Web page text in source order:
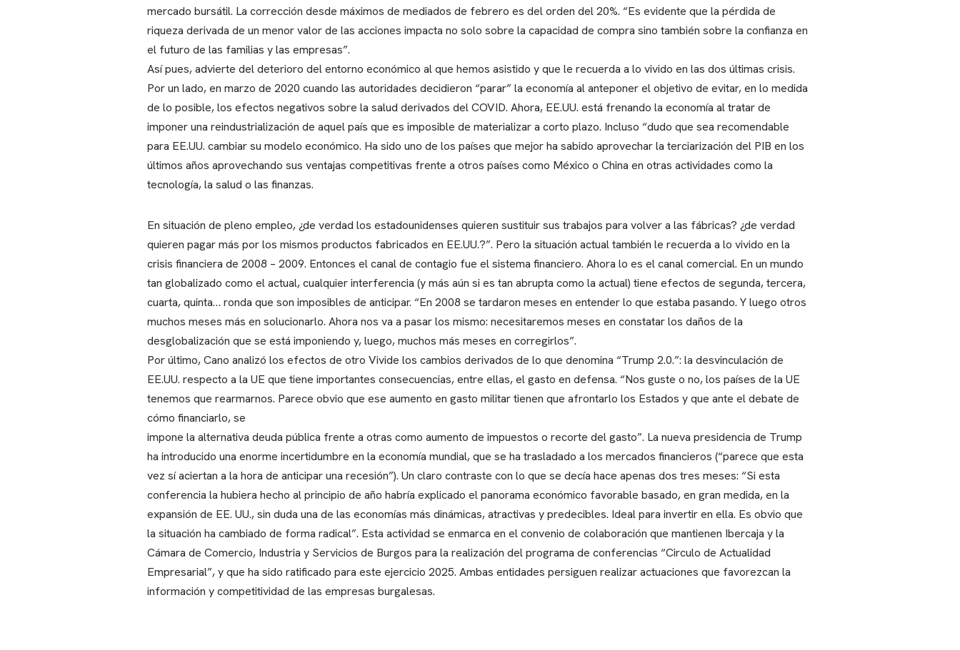
mercado bursátil. La corrección desde máximos de mediados de febrero es del orden del 20%. “Es evidente que la pérdida de
riqueza derivada de un menor valor de las acciones impacta no solo sobre la capacidad de compra sino también sobre la confianza en
el futuro de las familias y las empresas”.
Así pues, advierte del deterioro del entorno económico al que hemos asistido y que le recuerda a lo vivido en las dos últimas crisis.
Por un lado, en marzo de 2020 cuando las autoridades decidieron “parar” la economía al anteponer el objetivo de evitar, en lo medida
de lo posible, los efectos negativos sobre la salud derivados del COVID. Ahora, EE.UU. está frenando la economía al tratar de
imponer una reindustrialización de aquel país que es imposible de materializar a corto plazo. Incluso “dudo que sea recomendable
para EE.UU. cambiar su modelo económico. Ha sido uno de los países que mejor ha sabido aprovechar la terciarización del PIB en los
últimos años aprovechando sus ventajas competitivas frente a otros países como México o China en otras actividades como la
tecnología, la salud o las finanzas.
En situación de pleno empleo, ¿de verdad los estadounidenses quieren sustituir sus trabajos para volver a las fábricas? ¿de verdad
quieren pagar más por los mismos productos fabricados en EE.UU.?”. Pero la situación actual también le recuerda a lo vivido en la
crisis financiera de 2008 – 2009. Entonces el canal de contagio fue el sistema financiero. Ahora lo es el canal comercial. En un mundo
tan globalizado como el actual, cualquier interferencia (y más aún si es tan abrupta como la actual) tiene efectos de segunda, tercera,
cuarta, quinta… ronda que son imposibles de anticipar. “En 2008 se tardaron meses en entender lo que estaba pasando. Y luego otros
muchos meses más en solucionarlo. Ahora nos va a pasar los mismo: necesitaremos meses en constatar los daños de la
desglobalización que se está imponiendo y, luego, muchos más meses en corregirlos”.
Por último, Cano analizó los efectos de otro Vivide los cambios derivados de lo que denomina “Trump 2.0.”: la desvinculación de
EE.UU. respecto a la UE que tiene importantes consecuencias, entre ellas, el gasto en defensa. “Nos guste o no, los países de la UE
tenemos que rearmarnos. Parece obvio que ese aumento en gasto militar tienen que afrontarlo los Estados y que ante el debate de
cómo financiarlo, se
impone la alternativa deuda pública frente a otras como aumento de impuestos o recorte del gasto”. La nueva presidencia de Trump
ha introducido una enorme incertidumbre en la economía mundial, que se ha trasladado a los mercados financieros (“parece que esta
vez sí aciertan a la hora de anticipar una recesión”). Un claro contraste con lo que se decía hace apenas dos tres meses: “Si esta
conferencia la hubiera hecho al principio de año habría explicado el panorama económico favorable basado, en gran medida, en la
expansión de EE. UU., sin duda una de las economías más dinámicas, atractivas y predecibles. Ideal para invertir en ella. Es obvio que
la situación ha cambiado de forma radical”. Esta actividad se enmarca en el convenio de colaboración que mantienen Ibercaja y la
Cámara de Comercio, Industria y Servicios de Burgos para la realización del programa de conferencias “Circulo de Actualidad
Empresarial”, y que ha sido ratificado para este ejercicio 2025. Ambas entidades persiguen realizar actuaciones que favorezcan la
información y competitividad de las empresas burgalesas.